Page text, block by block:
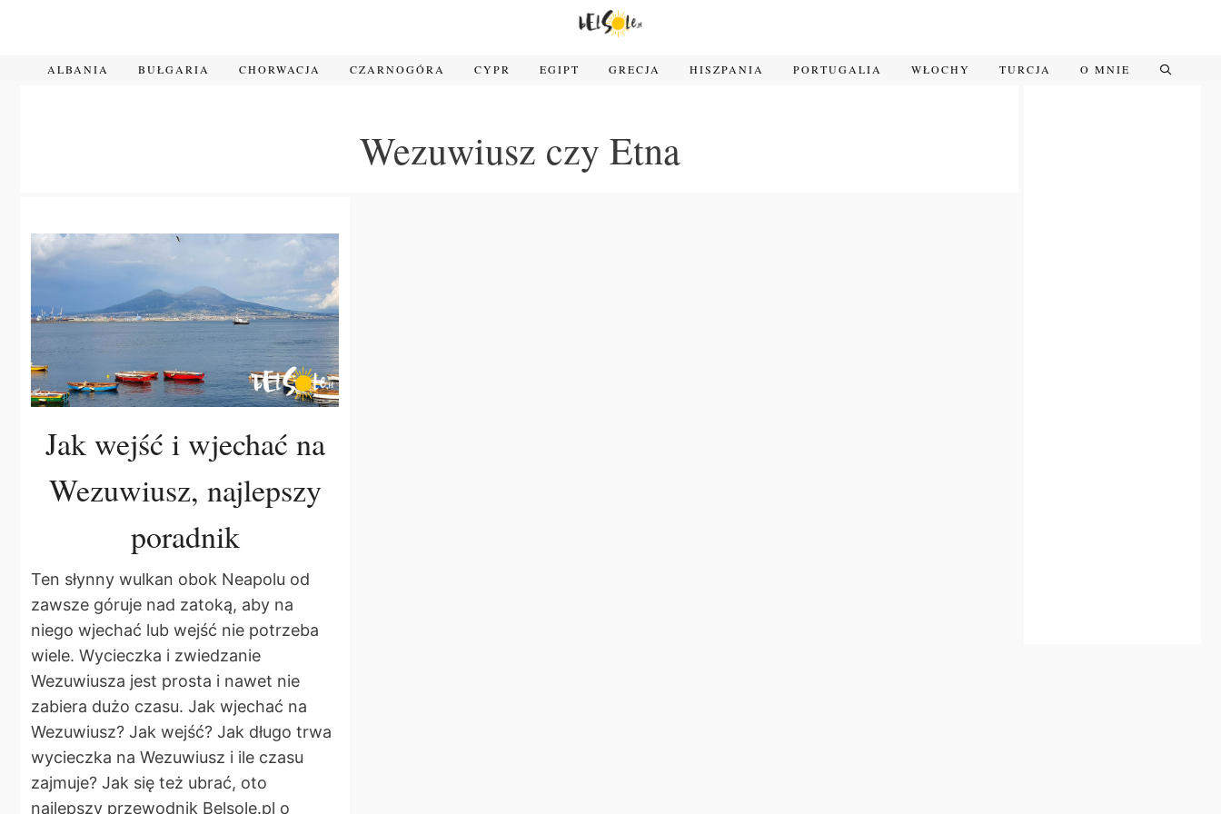
ALBANIA BUŁGARIA CHORWACJA CZARNOGÓRA CYPR EGIPT GRECJA HISZPANIA PORTUGALIA WŁOCHY TURCJA O MNIE
Wezuwiusz czy Etna
Jak wejść i wjechać na
Wezuwiusz, najlepszy
poradnik
Ten słynny wulkan obok Neapolu od
zawsze góruje nad zatoką, aby na
niego wjechać lub wejść nie potrzeba
wiele. Wycieczka i zwiedzanie
Wezuwiusza jest prosta i nawet nie
zabiera dużo czasu. Jak wjechać na
Wezuwiusz? Jak wejść? Jak długo trwa
wycieczka na Wezuwiusz i ile czasu
zajmuje? Jak się też ubrać, oto
najlepszy przewodnik Belsole.pl o